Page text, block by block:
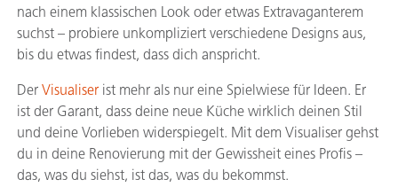
nach einem klassischen Look oder etwas Extravaganterem
suchst – probiere unkompliziert verschiedene Designs aus,
bis du etwas findest, dass dich anspricht.
Der Visualiser ist mehr als nur eine Spielwiese für Ideen. Er
ist der Garant, dass deine neue Küche wirklich deinen Stil
und deine Vorlieben widerspiegelt. Mit dem Visualiser gehst
du in deine Renovierung mit der Gewissheit eines Profis –
das, was du siehst, ist das, was du bekommst.